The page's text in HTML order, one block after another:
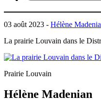
03 août 2023 - Hélène
La prairie Louvain dans le
Prairie Louvain
Hélène Madenian